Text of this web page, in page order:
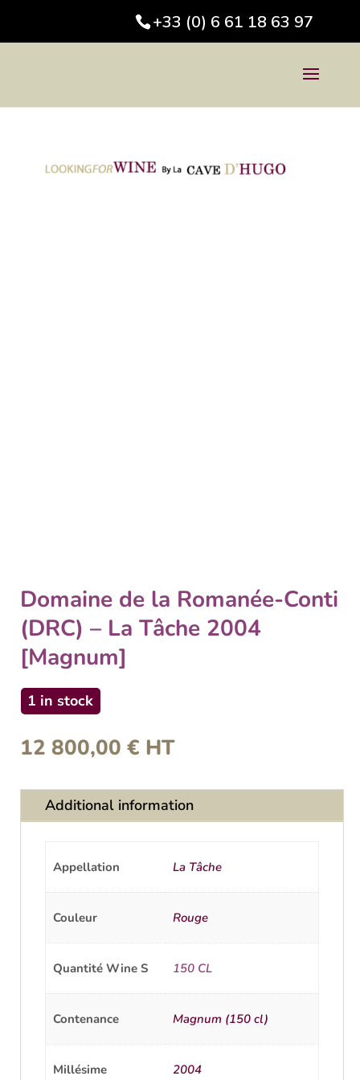
+33 (0) 6 61 18 63 97
Domaine de la Romanée-Conti
(DRC) – La Tâche 2004
[Magnum]
1 in stock
12 800,00 € HT
Additional information
Appellation La Tâche
Couleur Rouge
Quantité Wine S 150 CL
Contenance Magnum (150 cl)
Millésime 2004